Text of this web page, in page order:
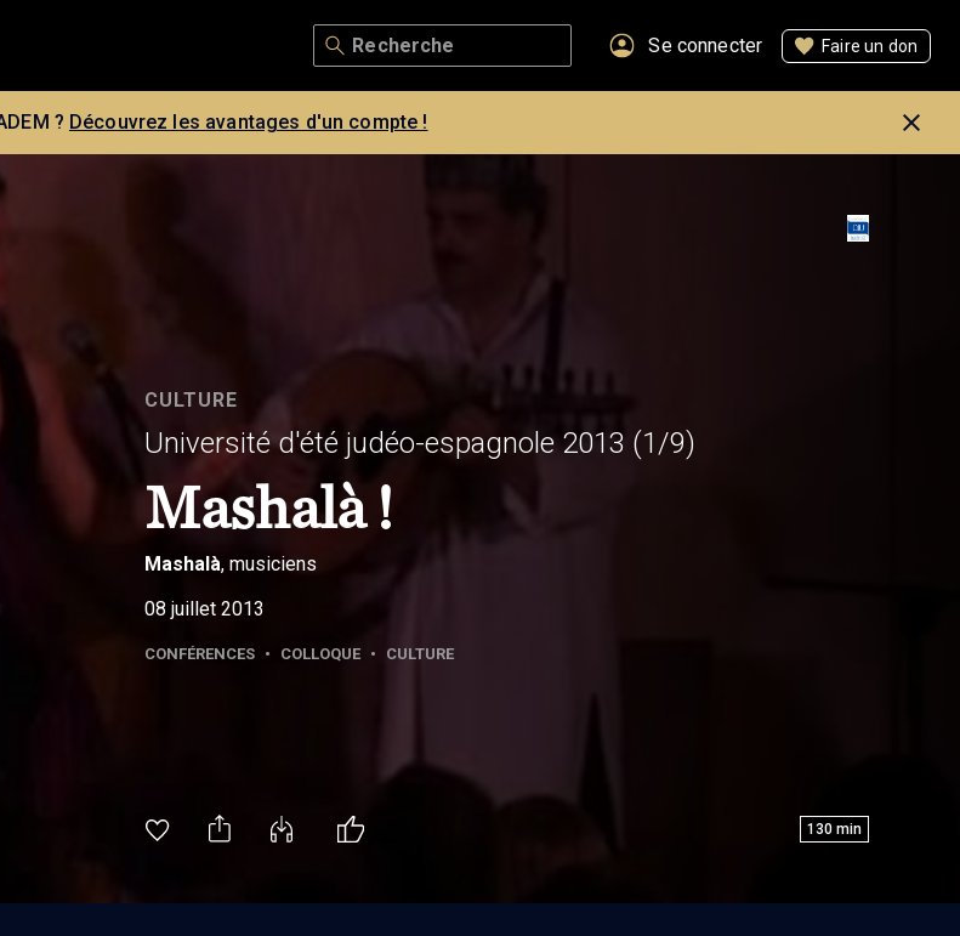
Se connecter Faire un don
? Découvrez les avantages d'un compte !
CULTURE
Université d'été judéo-espagnole 2013 (1/9)
Mashalà !
Mashalà, musiciens
08 juillet 2013
CONFÉRENCES • COLLOQUE • CULTURE
130 min